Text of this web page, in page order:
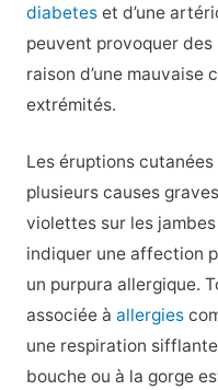
diabeteset d’une
peuvent provoquer
raison d’une mauvaise
extrémités.
Les éruptions
plusieurs causes
violettes sur les jambes
indiquer une affection
un purpura allergique.
associée à allergies
une respiration
bouche ou à la gorge